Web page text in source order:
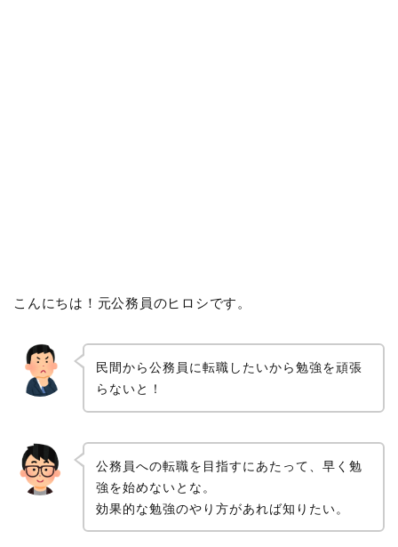
こんにちは！元公務員のヒロシです。
民間から公務員に転職したいから勉強を頑張
らないと！
公務員への転職を目指すにあたって、早く勉
強を始めないとな。
効果的な勉強のやり方があれば知りたい。